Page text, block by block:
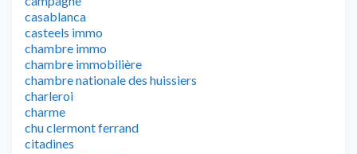
casablanca
casteels immo
chambre immo
chambre immobilière
chambre nationale des huissiers
charleroi
charme
chu clermont ferrand
citadines